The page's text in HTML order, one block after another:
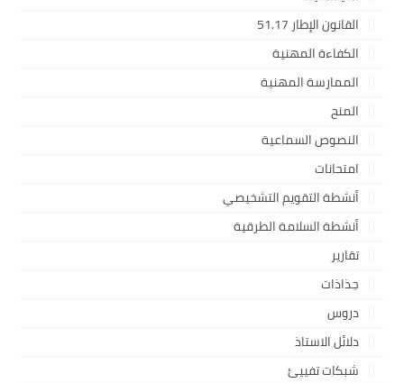
القانون الإطار 51.17
الكفاءة المهنية
الممارسة المهنية
المنح
النصوص السماعية
امتحانات
أنشطة التقويم التشخيصي
أنشطة السلامة الطرقية
تقارير
جذاذات
دروس
دلائل الاستاذ
شبكات تفييئ